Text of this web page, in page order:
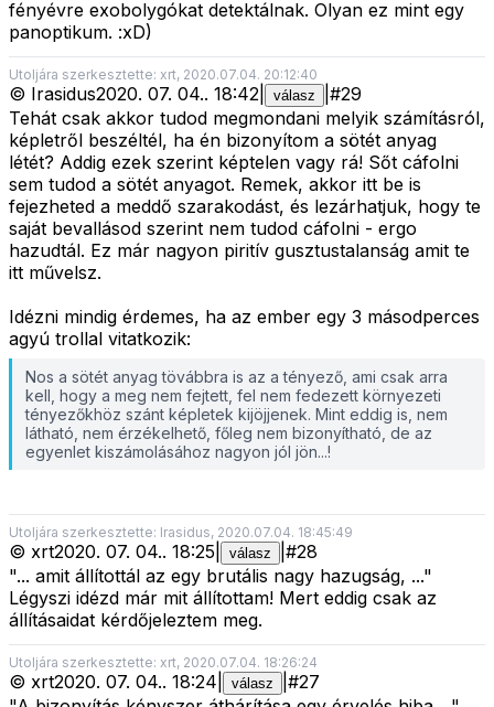
fényévre exobolygókat detektálnak. Olyan ez mint egy
panoptikum. :xD)
Utoljára szerkesztette: xrt, 2020.07.04. 20:12:40
© Irasidus2020. 07. 04.. 18:42 válasz #29
Tehát csak akkor tudod megmondani melyik számításról,
képletről beszéltél, ha én bizonyítom a sötét anyag
létét? Addig ezek szerint képtelen vagy rá! Sőt cáfolni
sem tudod a sötét anyagot. Remek, akkor itt be is
fejezheted a meddő szarakodást, és lezárhatjuk, hogy te
saját bevallásod szerint nem tudod cáfolni - ergo
hazudtál. Ez már nagyon piritív gusztustalanság amit te
itt művelsz.
Idézni mindig érdemes, ha az ember egy 3 másodperces
agyú trollal vitatkozik:
Nos a sötét anyag tövábbra is az a tényező, ami csak arra
kell, hogy a meg nem fejtett, fel nem fedezett környezeti
tényezőkhöz szánt képletek kijöjjenek. Mint eddig is, nem
látható, nem érzékelhető, főleg nem bizonyítható, de az
egyenlet kiszámolásához nagyon jól jön...!
Utoljára szerkesztette: Irasidus, 2020.07.04. 18:45:49
© xrt2020. 07. 04.. 18:25 válasz #28
"... amit állítottál az egy brutális nagy hazugság, ..."
Légyszi idézd már mit állítottam! Mert eddig csak az
állításaidat kérdőjeleztem meg.
Utoljára szerkesztette: xrt, 2020.07.04. 18:26:24
© xrt2020. 07. 04.. 18:24 válasz #27